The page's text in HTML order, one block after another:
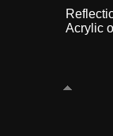
Acrylic